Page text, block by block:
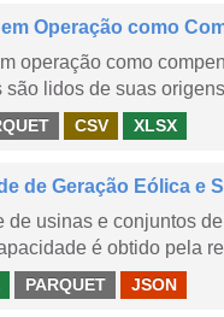
Operação como
operação como
são lidos de suas
CSV XLSX
de Geração Eólica e
de usinas e conjuntos
é obtido pela
PARQUET JSON